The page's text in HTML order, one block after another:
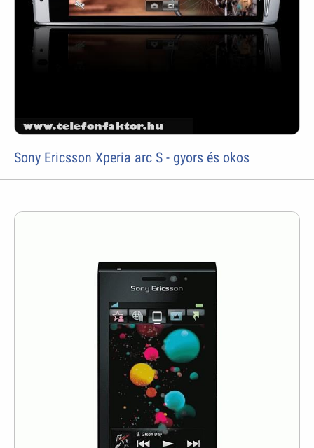
Sony Ericsson Xperia arc S - gyors és okos